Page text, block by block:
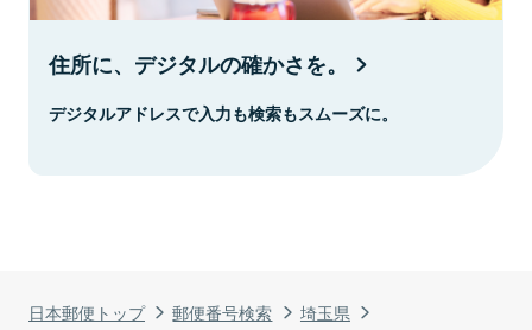
日本郵便トップ 郵便番号検索
埼玉県
住所に、デジタルの確かさを。
デジタルアドレスで入力も検索もスムーズに。